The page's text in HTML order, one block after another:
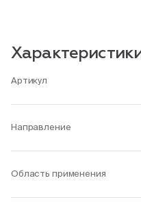
Артикул
Направление
Область применения